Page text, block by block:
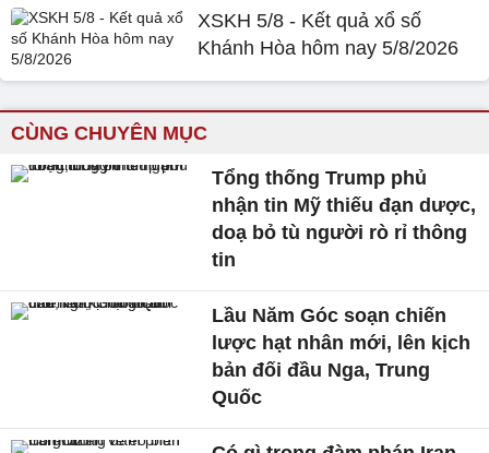
XSKH 5/8 - Kết quả xổ số
Khánh Hòa hôm nay 5/8/2026
CÙNG CHUYÊN MỤC
Tổng thống Trump phủ
nhận tin Mỹ thiếu đạn dược,
doạ bỏ tù người rò rỉ thông
tin
Lầu Năm Góc soạn chiến
lược hạt nhân mới, lên kịch
bản đối đầu Nga, Trung
Quốc